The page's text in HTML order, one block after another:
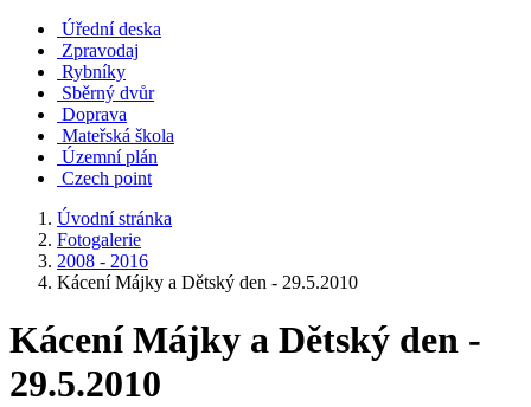
Úřední deska
Zpravodaj
Rybníky
Sběrný dvůr
Doprava
Mateřská škola
Územní plán
Czech point
Úvodní stránka
Fotogalerie
2008 - 2016
Kácení Májky a Dětský den - 29.5.2010
Kácení Májky a Dětský den -
29.5.2010